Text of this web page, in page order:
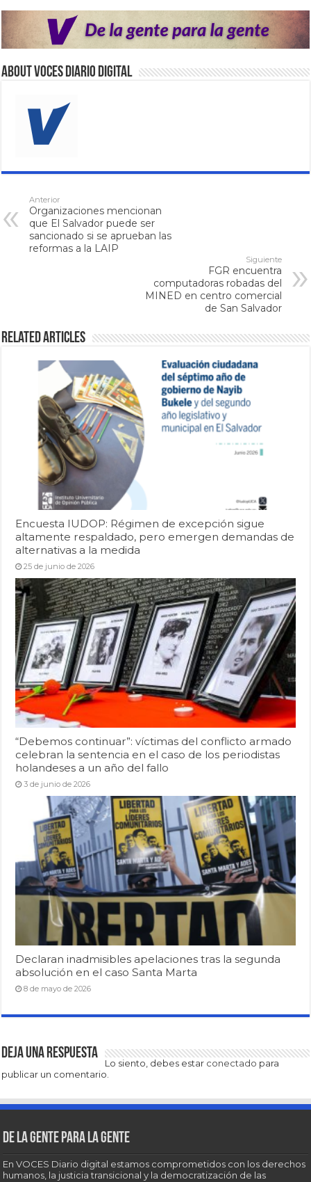
About VOCES Diario digital
Anterior
Organizaciones mencionan
que El Salvador puede ser
sancionado si se aprueban las
reformas a la LAIP
Siguiente
FGR encuentra
computadoras robadas del
MINED en centro comercial
de San Salvador
Related Articles
Encuesta IUDOP: Régimen de excepción sigue
altamente respaldado, pero emergen demandas de
alternativas a la medida
25 de junio de 2026
“Debemos continuar”: víctimas del conflicto armado
celebran la sentencia en el caso de los periodistas
holandeses a un año del fallo
3 de junio de 2026
Declaran inadmisibles apelaciones tras la segunda
absolución en el caso Santa Marta
8 de mayo de 2026
Deja una respuesta
Lo siento, debes estar conectado para
publicar un comentario.
De la gente para la gente
En VOCES Diario digital estamos comprometidos con los derechos
humanos, la justicia transicional y la democratización de las